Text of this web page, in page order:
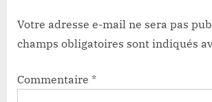
Votre adresse e-mail ne sera pas
champs obligatoires sont indiqués
Commentaire *